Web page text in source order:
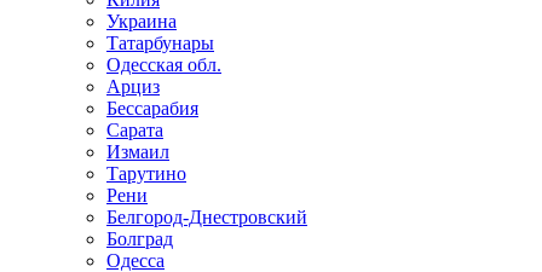
Украина
Татарбунары
Одесская обл.
Арциз
Бессарабия
Сарата
Измаил
Тарутино
Рени
Белгород-Днестровский
Болград
Одесса